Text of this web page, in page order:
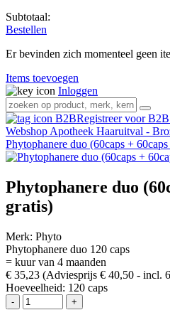
Subtotaal:
Bestellen
Er bevinden zich momenteel geen
Items toevoegen
Inloggen
Registreer voor
Webshop Apotheek Haaruitval -
Phytophanere duo (60caps +
Phytophanere duo
gratis)
Merk: Phyto
Phytophanere duo 120 caps
= kuur van 4 maanden
€ 35,23 (Adviesprijs € 40,50 - incl.
Hoeveelheid: 120 caps